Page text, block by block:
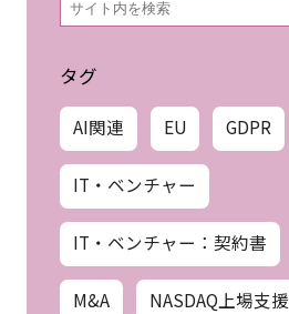
索
タグ
AI関連 EU GDPR
IT・ベンチャー
IT・ベンチャー：契約書
M&A NASDAQ上場支援